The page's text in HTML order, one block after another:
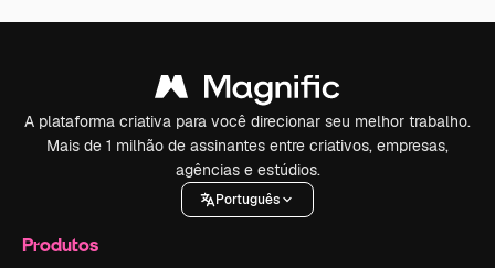
A plataforma criativa para você direcionar seu melhor trabalho.
Mais de 1 milhão de assinantes entre criativos, empresas,
agências e estúdios.
Português
Produtos